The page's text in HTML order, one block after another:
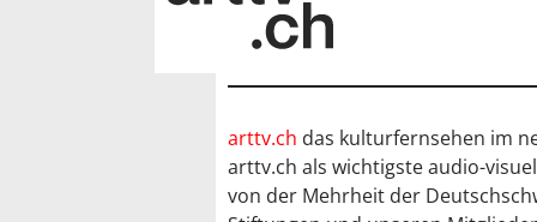
arttv.ch das kulturfernsehen im
arttv.ch als wichtigste audio-
von der Mehrheit der